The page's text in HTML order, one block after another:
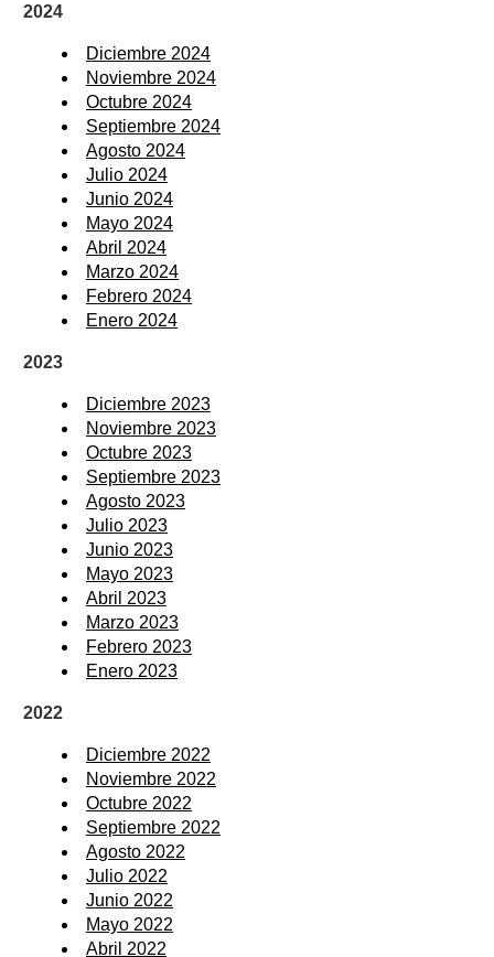
2024
Diciembre 2024
Noviembre 2024
Octubre 2024
Septiembre 2024
Agosto 2024
Julio 2024
Junio 2024
Mayo 2024
Abril 2024
Marzo 2024
Febrero 2024
Enero 2024
2023
Diciembre 2023
Noviembre 2023
Octubre 2023
Septiembre 2023
Agosto 2023
Julio 2023
Junio 2023
Mayo 2023
Abril 2023
Marzo 2023
Febrero 2023
Enero 2023
2022
Diciembre 2022
Noviembre 2022
Octubre 2022
Septiembre 2022
Agosto 2022
Julio 2022
Junio 2022
Mayo 2022
Abril 2022